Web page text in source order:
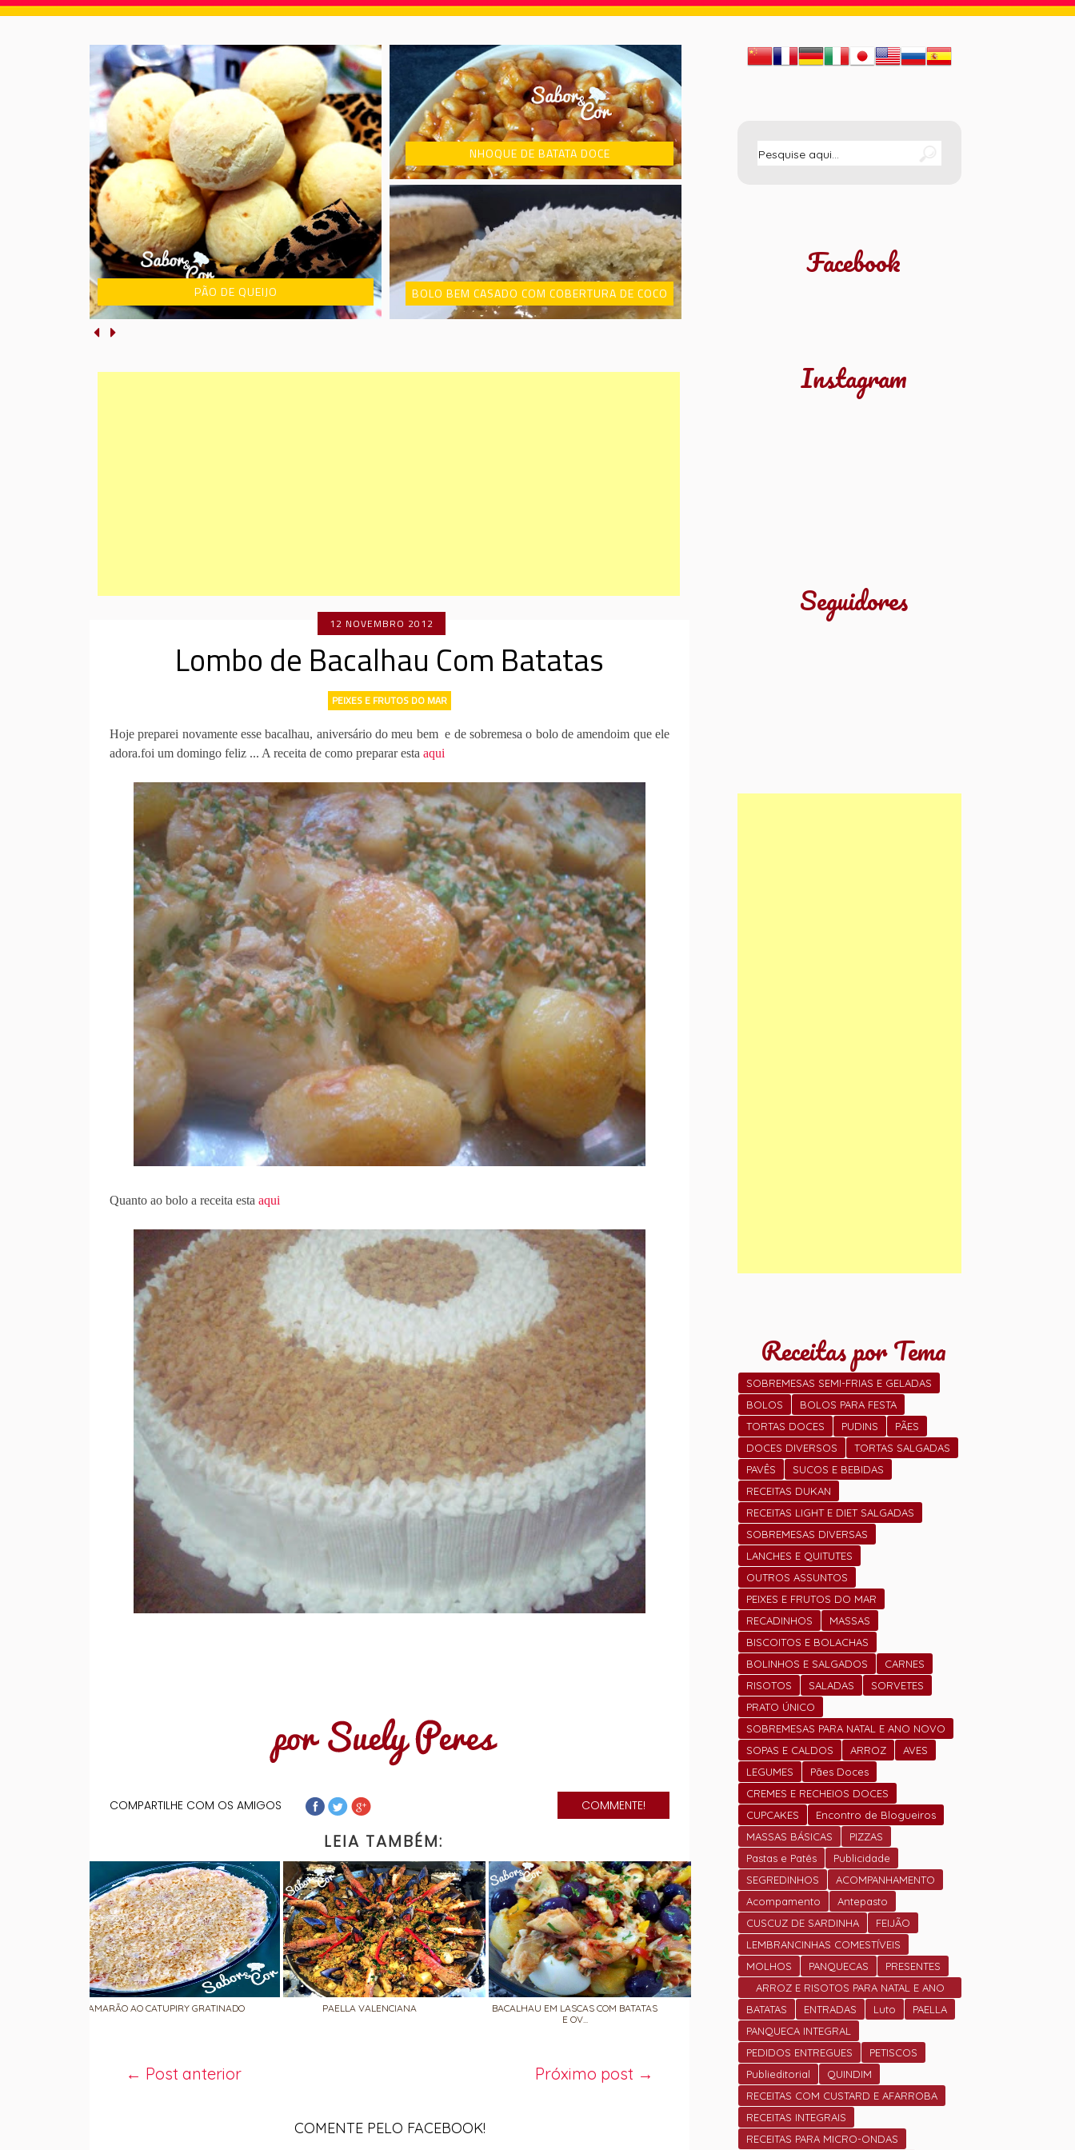
PÃO DE QUEIJO
NHOQUE DE BATATA DOCE
BOLO BEM CASADO COM COBERTURA DE COCO
12 NOVEMBRO 2012
Lombo de Bacalhau Com Batatas
PEIXES E FRUTOS DO MAR
Hoje preparei novamente esse bacalhau, aniversário do meu bem e de sobremesa o bolo de amendoim que ele
adora.foi um domingo feliz ... A receita de como preparar esta aqui
Quanto ao bolo a receita esta aqui
COMMENTE!
COMPARTILHE COM OS AMIGOS
LEIA TAMBÉM:
CAMARÃO AO CATUPIRY GRATINADO PAELLA VALENCIANA
BACALHAU EM LASCAS COM BATATAS
E OV...
Próximo post →
← Post anterior
COMENTE PELO FACEBOOK!
Facebook
Instagram
Seguidores
Receitas por Tema
SOBREMESAS SEMI-FRIAS E GELADAS
BOLOS
BOLOS PARA FESTA
TORTAS DOCES
PUDINS
PÃES
DOCES DIVERSOS
TORTAS SALGADAS
PAVÊS
SUCOS E BEBIDAS
RECEITAS DUKAN
RECEITAS LIGHT E DIET SALGADAS
SOBREMESAS DIVERSAS
LANCHES E QUITUTES
OUTROS ASSUNTOS
PEIXES E FRUTOS DO MAR
RECADINHOS
MASSAS
BISCOITOS E BOLACHAS
BOLINHOS E SALGADOS
CARNES
RISOTOS
SALADAS
SORVETES
PRATO ÚNICO
SOBREMESAS PARA NATAL E ANO NOVO
SOPAS E CALDOS
ARROZ
AVES
LEGUMES
Pães Doces
CREMES E RECHEIOS DOCES
CUPCAKES
Encontro de Blogueiros
MASSAS BÁSICAS
PIZZAS
Pastas e Patês
Publicidade
SEGREDINHOS
ACOMPANHAMENTO
Acompamento
Antepasto
CUSCUZ DE SARDINHA
FEIJÃO
LEMBRANCINHAS COMESTÍVEIS
MOLHOS
PANQUECAS
PRESENTES
ARROZ E RISOTOS PARA NATAL E ANO
NOVO
BATATAS ENTRADAS Luto
PAELLA
PANQUECA INTEGRAL
PEDIDOS ENTREGUES
PETISCOS
Publieditorial
QUINDIM
RECEITAS COM CUSTARD E AFARROBA
RECEITAS INTEGRAIS
RECEITAS PARA MICRO-ONDAS